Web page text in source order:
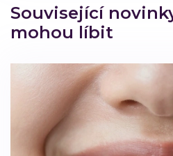
Související
mohou líbit